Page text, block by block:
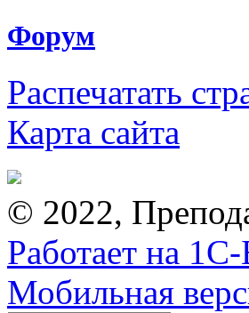
Форум
Распечатать
Карта сайта
© 2022,
Работает на
Мобильная